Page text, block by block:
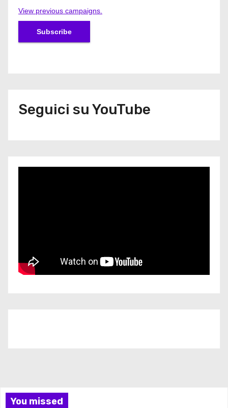
View previous campaigns.
Seguici su YouTube
You missed